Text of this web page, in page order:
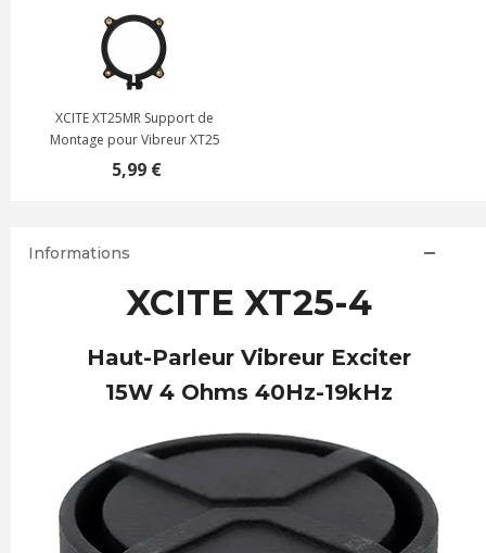
XCITE XT25MR Support de
Montage pour Vibreur XT25
5,99 €
Informations
XCITE XT25-4
Haut-Parleur Vibreur Exciter
15W 4 Ohms 40Hz-19kHz